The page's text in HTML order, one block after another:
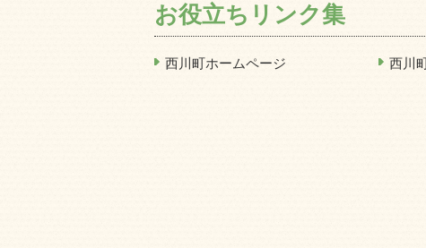
お役立ちリンク集
西川町ホームページ 西川